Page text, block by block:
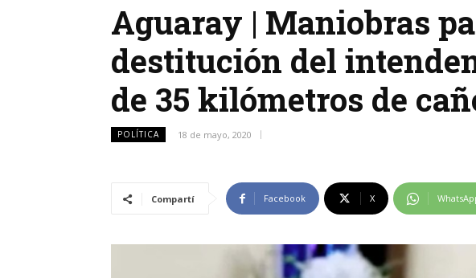
Aguaray | Maniobras
destitución del
de 35 kilómetros de
POLÍTICA 18 de mayo, 2020
Compartí Facebook X